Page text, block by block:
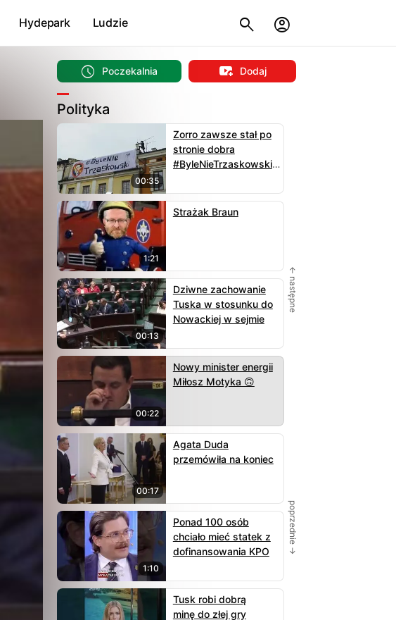
Hydepark Ludzie
Poczekalnia Dodaj
Polityka
00:35
Zorro zawsze stał po
stronie dobra
#ByleNieTrzaskowski
1:21
Strażak Braun
00:13
Dziwne zachowanie
Tuska w stosunku do
Nowackiej w sejmie
00:22
Nowy minister energii
Miłosz Motyka 🙃
00:17
Agata Duda
przemówiła na koniec
1:10
Ponad 100 osób
chciało mieć statek z
dofinansowania KPO
Tusk robi dobrą
minę do złej gry
← następne
poprzednie →